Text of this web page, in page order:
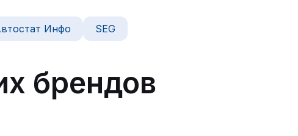
Инфо SEG
брендов